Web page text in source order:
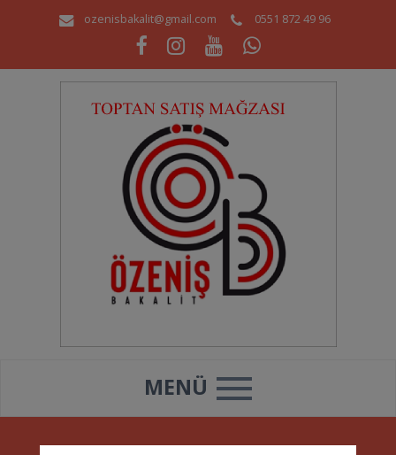
ozenisbakalit@gmail.com 0551 872 49 96
MENÜ